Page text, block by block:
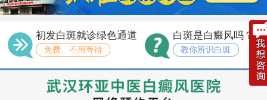
初发白斑就诊绿色通道
免费、不用等待
白斑是白癜风吗？
教你辨识白斑